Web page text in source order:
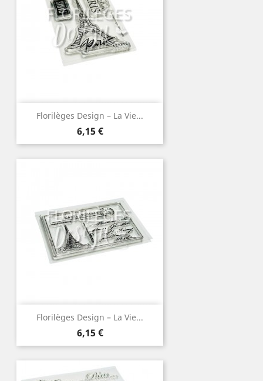
Florilèges Design – La Vie...
Prix
6,15 €
Florilèges Design – La Vie...
Prix
6,15 €